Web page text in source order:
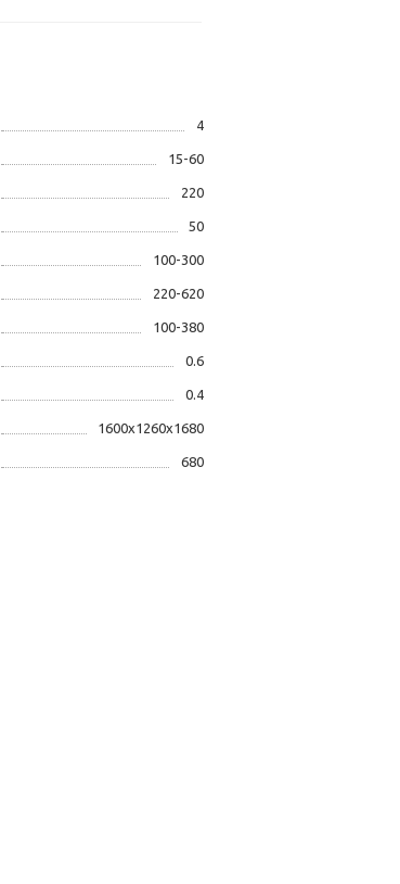
4
15-60
220
50
100-300
220-620
100-380
0.6
0.4
1600x1260x1680
680